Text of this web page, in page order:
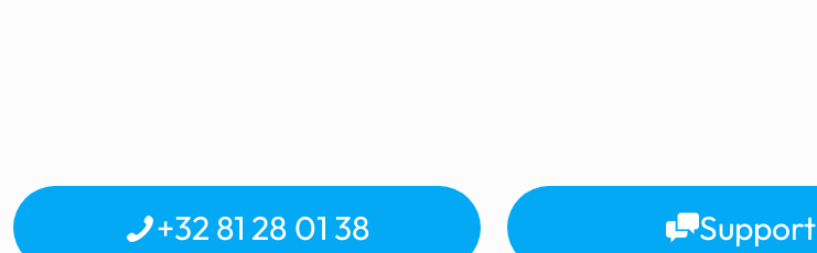
+32 81 28 01 38 Support